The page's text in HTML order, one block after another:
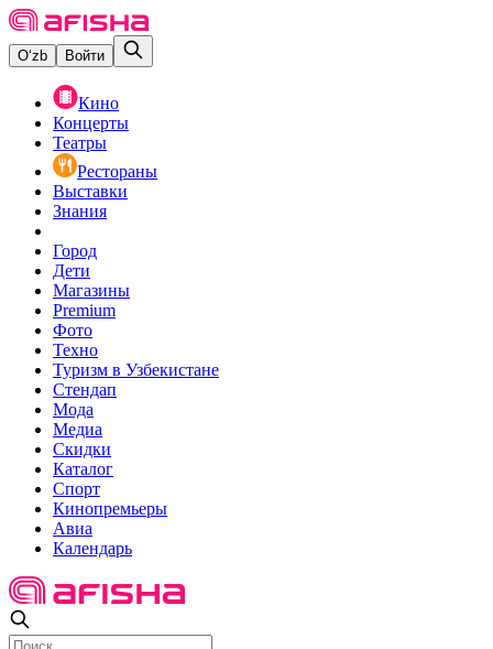
O‘zb Войти
Кино
Концерты
Театры
Рестораны
Выставки
Знания
Город
Дети
Магазины
Premium
Фото
Техно
Туризм в Узбекистане
Стендап
Мода
Медиа
Скидки
Каталог
Спорт
Кинопремьеры
Авиа
Календарь